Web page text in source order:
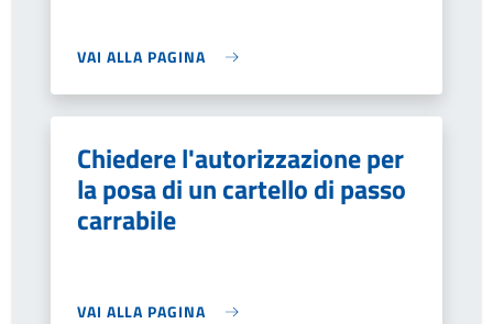
VAI ALLA PAGINA
Chiedere l'autorizzazione per
la posa di un cartello di passo
carrabile
VAI ALLA PAGINA